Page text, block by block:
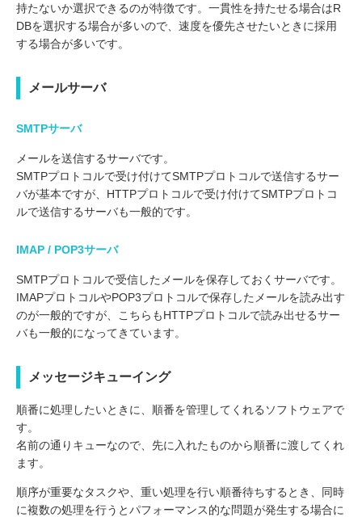
持たないか選択できるのが特徴です。一貫性を持たせる場合はR
DBを選択する場合が多いので、速度を優先させたいときに採用
する場合が多いです。
メールサーバ
SMTPサーバ
メールを送信するサーバです。
SMTPプロトコルで受け付けてSMTPプロトコルで送信するサー
バが基本ですが、HTTPプロトコルで受け付けてSMTPプロトコ
ルで送信するサーバも一般的です。
IMAP / POP3サーバ
SMTPプロトコルで受信したメールを保存しておくサーバです。
IMAPプロトコルやPOP3プロトコルで保存したメールを読み出す
のが一般的ですが、こちらもHTTPプロトコルで読み出せるサー
バも一般的になってきています。
メッセージキューイング
順番に処理したいときに、順番を管理してくれるソフトウェアで
す。
名前の通りキューなので、先に入れたものから順番に渡してくれ
ます。
順序が重要なタスクや、重い処理を行い順番待ちするとき、同時
に複数の処理を行うとパフォーマンス的な問題が発生する場合に